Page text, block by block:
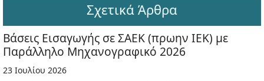
Σχετικά Άρθρα
Βάσεις Εισαγωγής σε ΣΑΕΚ (πρωην ΙΕΚ) με
Παράλληλο Μηχανογραφικό 2026
23 Ιουλίου 2026